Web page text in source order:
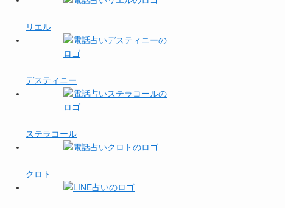
リエル
デスティニー
ステラコール
クロト